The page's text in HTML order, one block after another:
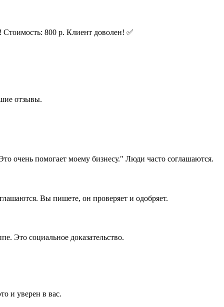
800 р. Клиент доволен! ✅
отзывы.
очень помогает моему бизнесу." Люди часто соглашаются.
Вы пишете, он проверяет и одобряет.
Это социальное доказательство.
и уверен в вас.